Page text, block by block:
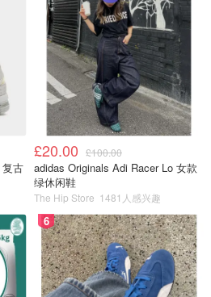
，版权属于原作者
古
£20.00 £100.00
adidas Originals Adi Racer Lo 女款
绿休闲鞋
The Hip Store 1481人感兴趣
6